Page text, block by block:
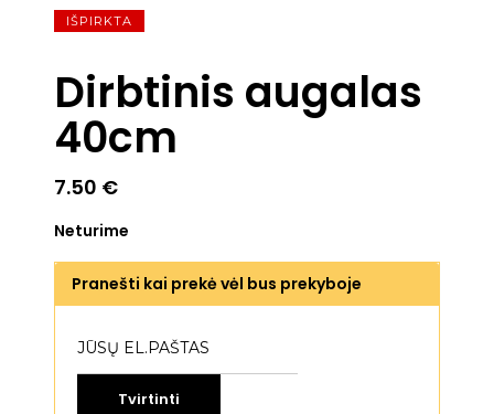
IŠPIRKTA
Dirbtinis augalas
40cm
7.50 €
Neturime
Pranešti kai prekė vėl bus prekyboje
Tvirtinti